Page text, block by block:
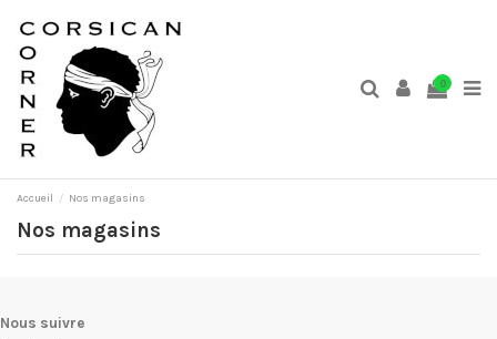
0
Accueil Nos magasins
Nos magasins
Nous suivre